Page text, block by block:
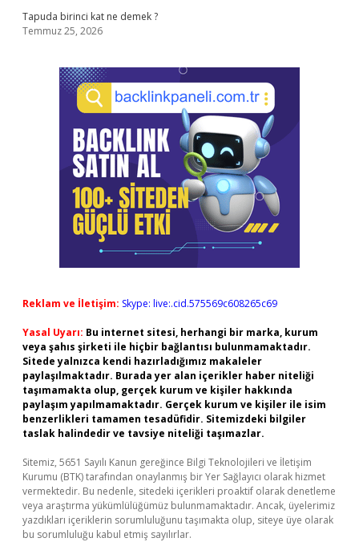
Tapuda birinci kat ne demek ?
Temmuz 25, 2026
Reklam ve İletişim: Skype: live:.cid.575569c608265c69
Yasal Uyarı: Bu internet sitesi, herhangi bir marka, kurum
veya şahıs şirketi ile hiçbir bağlantısı bulunmamaktadır.
Sitede yalnızca kendi hazırladığımız makaleler
paylaşılmaktadır. Burada yer alan içerikler haber niteliği
taşımamakta olup, gerçek kurum ve kişiler hakkında
paylaşım yapılmamaktadır. Gerçek kurum ve kişiler ile isim
benzerlikleri tamamen tesadüfidir. Sitemizdeki bilgiler
taslak halindedir ve tavsiye niteliği taşımazlar.
Sitemiz, 5651 Sayılı Kanun gereğince Bilgi Teknolojileri ve İletişim
Kurumu (BTK) tarafından onaylanmış bir Yer Sağlayıcı olarak hizmet
vermektedir. Bu nedenle, sitedeki içerikleri proaktif olarak denetleme
veya araştırma yükümlülüğümüz bulunmamaktadır. Ancak, üyelerimiz
yazdıkları içeriklerin sorumluluğunu taşımakta olup, siteye üye olarak
bu sorumluluğu kabul etmiş sayılırlar.